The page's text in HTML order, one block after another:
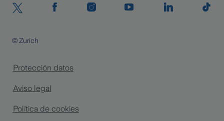
Protección datos
Aviso legal
Política de cookies
© Zurich